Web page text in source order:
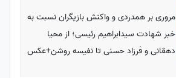
مروری بر همدردی و واکنش بازیگران نسبت به
خبر شهادت سیدابراهیم رئیسی؛ از محیا
دهقانی و فرزاد حسنی تا نفیسه روشن+عکس